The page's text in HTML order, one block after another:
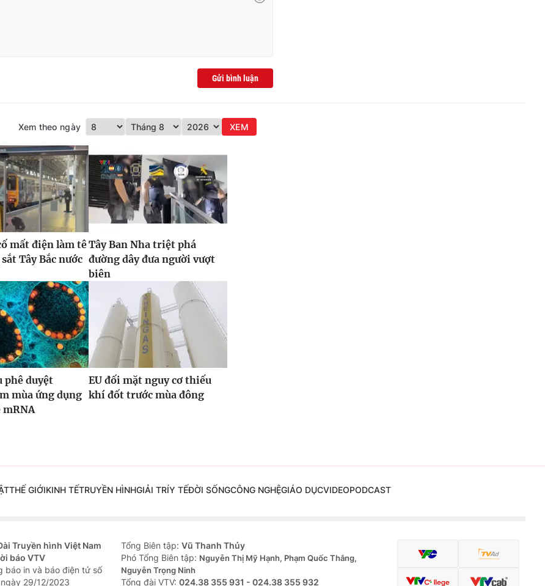
Gửi bình luận
Xem theo ngày XEM
mất điện làm tê
Tây Bắc nước
Tây Ban Nha triệt phá
đường dây đưa người vượt
biên
phê duyệt
mùa ứng dụng
mRNA
EU đối mặt nguy cơ thiếu
khí đốt trước mùa đông
THẾ GIỚIKINH TẾTRUYỀN HÌNHGIẢI TRÍY TẾĐỜI SỐNGCÔNG NGHỆGIÁO DỤCVIDEOPODCAST
Truyền hình Việt Nam
báo VTV
báo in và báo điện tử số
29/12/2023
Tổng Biên tập: Vũ Thanh Thủy
Phó Tổng Biên tập: Nguyễn Thị Mỹ Hạnh, Phạm Quốc Thắng,
Nguyễn Trọng Ninh
Tổng đài VTV: 024.38 355 931 - 024.38 355 932